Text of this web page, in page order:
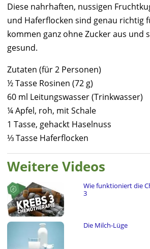
Diese nahrhaften, nussigen
und Haferflocken sind genau richtig
kommen ganz ohne Zucker aus und
gesund.
Zutaten (für 2 Personen)
½ Tasse Rosinen (72 g)
60 ml Leitungswasser (Trinkwasser)
¼ Apfel, roh, mit Schale
1 Tasse, gehackt Haselnuss
⅓ Tasse Haferflocken
Weitere Videos
Wie funktioniert die
3
Die Milch-Lüge